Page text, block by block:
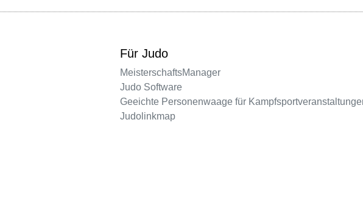
Für Judo
MeisterschaftsManager
Judo Software
Geeichte Personenwaage für
Judolinkmap